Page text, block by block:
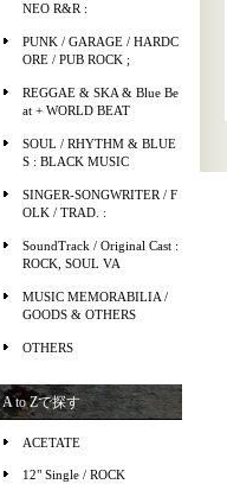
NEO R&R :
PUNK / GARAGE / HARDC
ORE / PUB ROCK ;
REGGAE & SKA & Blue Be
at + WORLD BEAT
SOUL / RHYTHM & BLUE
S : BLACK MUSIC
SINGER-SONGWRITER / F
OLK / TRAD. :
SoundTrack / Original Cast :
ROCK, SOUL VA
MUSIC MEMORABILIA /
GOODS & OTHERS
OTHERS
A to Zで探す
ACETATE
12" Single / ROCK